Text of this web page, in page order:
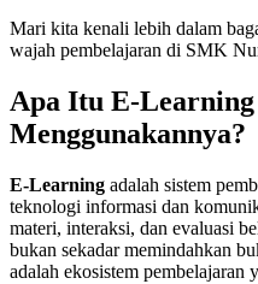
Mari kita kenali lebih dalam
wajah pembelajaran di SMK
Apa Itu E-
Menggunakannya?
E-Learning adalah sistem
teknologi informasi dan
materi, interaksi, dan evaluasi
bukan sekadar memindahkan
adalah ekosistem pembelajaran